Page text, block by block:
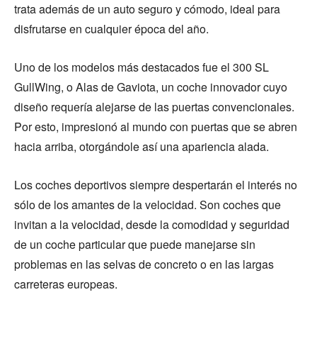
trata además de un auto seguro y cómodo, ideal para
disfrutarse en cualquier época del año.
Uno de los modelos más destacados fue el 300 SL
GullWing, o Alas de Gaviota, un coche innovador cuyo
diseño requería alejarse de las puertas convencionales.
Por esto, impresionó al mundo con puertas que se abren
hacia arriba, otorgándole así una apariencia alada.
Los coches deportivos siempre despertarán el interés no
sólo de los amantes de la velocidad. Son coches que
invitan a la velocidad, desde la comodidad y seguridad
de un coche particular que puede manejarse sin
problemas en las selvas de concreto o en las largas
carreteras europeas.